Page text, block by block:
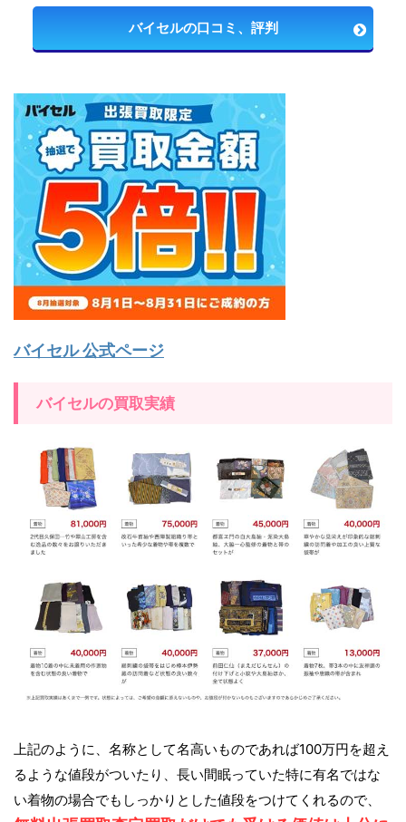
バイセルの口コミ、評判
バイセル 公式ページ
バイセルの買取実績
上記のように、名称として名高いものであれば100万円を超え
るような値段がついたり、長い間眠っていた特に有名ではな
い着物の場合でもしっかりとした値段をつけてくれるので、